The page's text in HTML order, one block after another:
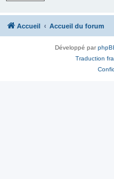
Accueil Accueil du forum
Développé par
Traduction